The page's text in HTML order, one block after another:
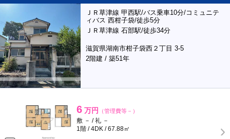
ＪＲ草津線 甲西駅/バス乗車10分/コミュニテ
ィバス 西柑子袋/徒歩5分
ＪＲ草津線 石部駅/徒歩34分
滋賀県湖南市柑子袋西２丁目 3-5
2階建 / 築51年
6 万円 （管理費等－）
敷 － / 礼 －
1階 / 4DK / 67.88㎡